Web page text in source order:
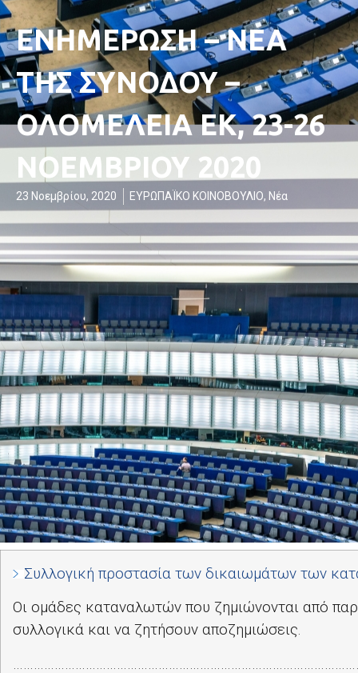
ΕΝΗΜΕΡΩΣΗ – ΝΕΑ
ΤΗΣ ΣΥΝΟΔΟΥ –
ΟΛΟΜΕΛΕΙΑ ΕΚ, 23-26
ΝΟΕΜΒΡΙΟΥ 2020
23 Νοεμβρίου, 2020 ΕΥΡΩΠΑΪΚΟ ΚΟΙΝΟΒΟΥΛΙΟ, Νέα
Συλλογική προστασία των δικαιωμάτων των
Οι ομάδες καταναλωτών που ζημιώνονται από
συλλογικά και να ζητήσουν αποζημιώσεις.